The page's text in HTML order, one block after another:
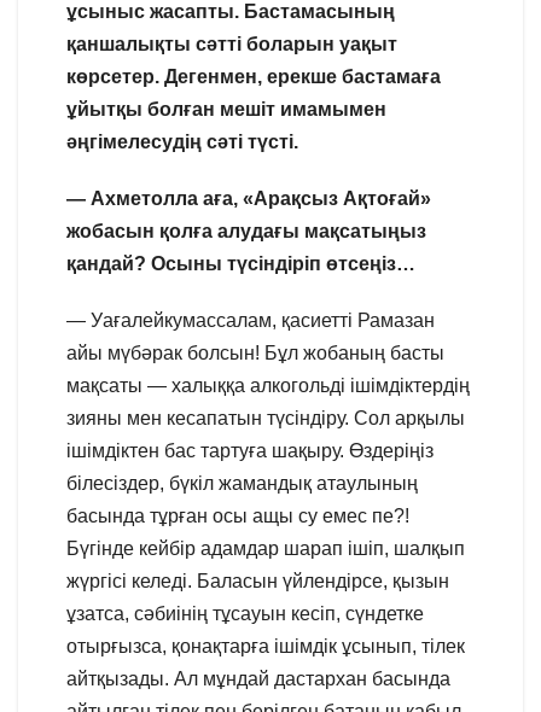
ұсыныс жасапты. Бастамасының
қаншалықты сәтті боларын уақыт
көрсетер. Дегенмен, ерекше бастамаға
ұйытқы болған мешіт имамымен
әңгімелесудің сәті түсті.
— Ахметолла аға, «Арақсыз Ақтоғай»
жобасын қолға алудағы мақсатыңыз
қандай? Осыны түсіндіріп өтсеңіз…
— Уағалейкумассалам, қасиетті Рамазан
айы мүбәрак болсын! Бұл жобаның басты
мақсаты — халыққа алкогольді ішімдіктердің
зияны мен кесапатын түсіндіру. Сол арқылы
ішімдіктен бас тартуға шақыру. Өздеріңіз
білесіздер, бүкіл жамандық атаулының
басында тұрған осы ащы су емес пе?!
Бүгінде кейбір адамдар шарап ішіп, шалқып
жүргісі келеді. Баласын үйлендірсе, қызын
ұзатса, сәбиінің тұсауын кесіп, сүндетке
отырғызса, қонақтарға ішімдік ұсынып, тілек
айтқызады. Ал мұндай дастархан басында